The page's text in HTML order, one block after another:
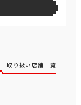
取り扱い店舗一覧